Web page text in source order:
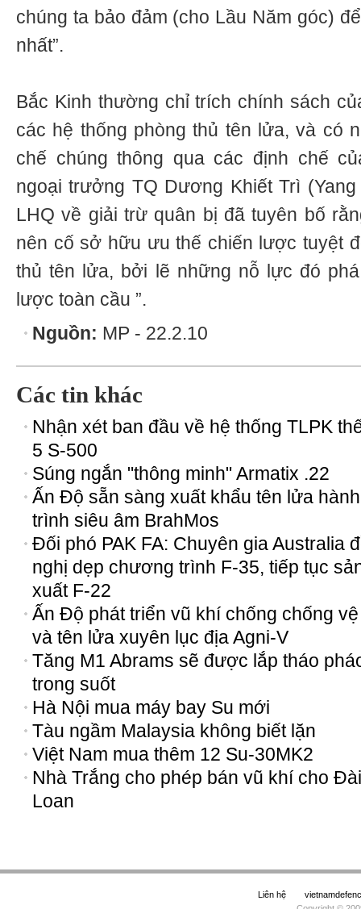
chúng ta bảo đảm (cho Lầu Năm góc)
nhất”.
Bắc Kinh thường chỉ trích chính sách
các hệ thống phòng thủ tên lửa, và có
chế chúng thông qua các định chế
ngoại trưởng TQ Dương Khiết Trì
LHQ về giải trừ quân bị đã tuyên bố
nên cố sở hữu ưu thế chiến lược tuyệt
thủ tên lửa, bởi lẽ những nỗ lực đó
lược toàn cầu ”.
Nguồn: MP - 22.2.10
Các tin khác
Nhận xét ban đầu về hệ thống TLPK
5 S-500
Súng ngắn "thông minh" Armatix .22
Ấn Độ sẵn sàng xuất khẩu tên lửa hành
trình siêu âm BrahMos
Đối phó PAK FA: Chuyên gia Australia
nghị dẹp chương trình F-35, tiếp tục
xuất F-22
Ấn Độ phát triển vũ khí chống chống
và tên lửa xuyên lục địa Agni-V
Tăng M1 Abrams sẽ được lắp tháo
trong suốt
Hà Nội mua máy bay Su mới
Tàu ngầm Malaysia không biết lặn
Việt Nam mua thêm 12 Su-30MK2
Nhà Trắng cho phép bán vũ khí cho Đài
Loan
Liên hệ